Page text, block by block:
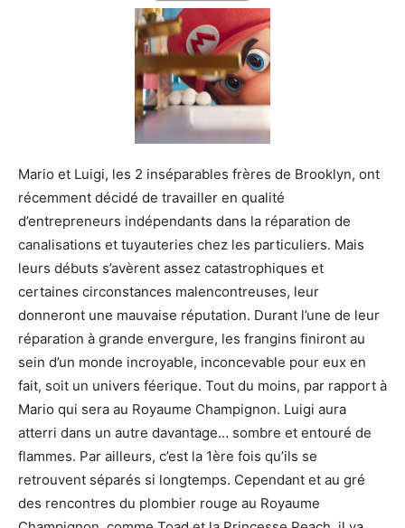
Mario et Luigi, les 2 inséparables frères de Brooklyn, ont
récemment décidé de travailler en qualité
d’entrepreneurs indépendants dans la réparation de
canalisations et tuyauteries chez les particuliers. Mais
leurs débuts s’avèrent assez catastrophiques et
certaines circonstances malencontreuses, leur
donneront une mauvaise réputation. Durant l’une de leur
réparation à grande envergure, les frangins finiront au
sein d’un monde incroyable, inconcevable pour eux en
fait, soit un univers féerique. Tout du moins, par rapport à
Mario qui sera au Royaume Champignon. Luigi aura
atterri dans un autre davantage… sombre et entouré de
flammes. Par ailleurs, c’est la 1ère fois qu’ils se
retrouvent séparés si longtemps. Cependant et au gré
des rencontres du plombier rouge au Royaume